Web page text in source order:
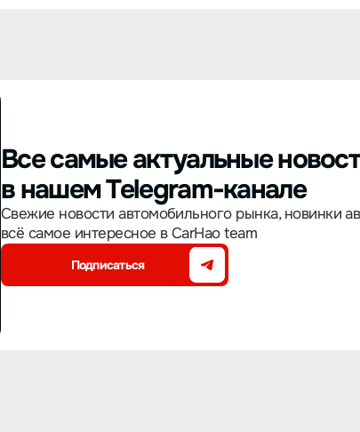
Все самые актуальные
в нашем Telegram-канале
Свежие новости автомобильного рынка, новинки
всё самое интересное в CarHao team
Подписаться